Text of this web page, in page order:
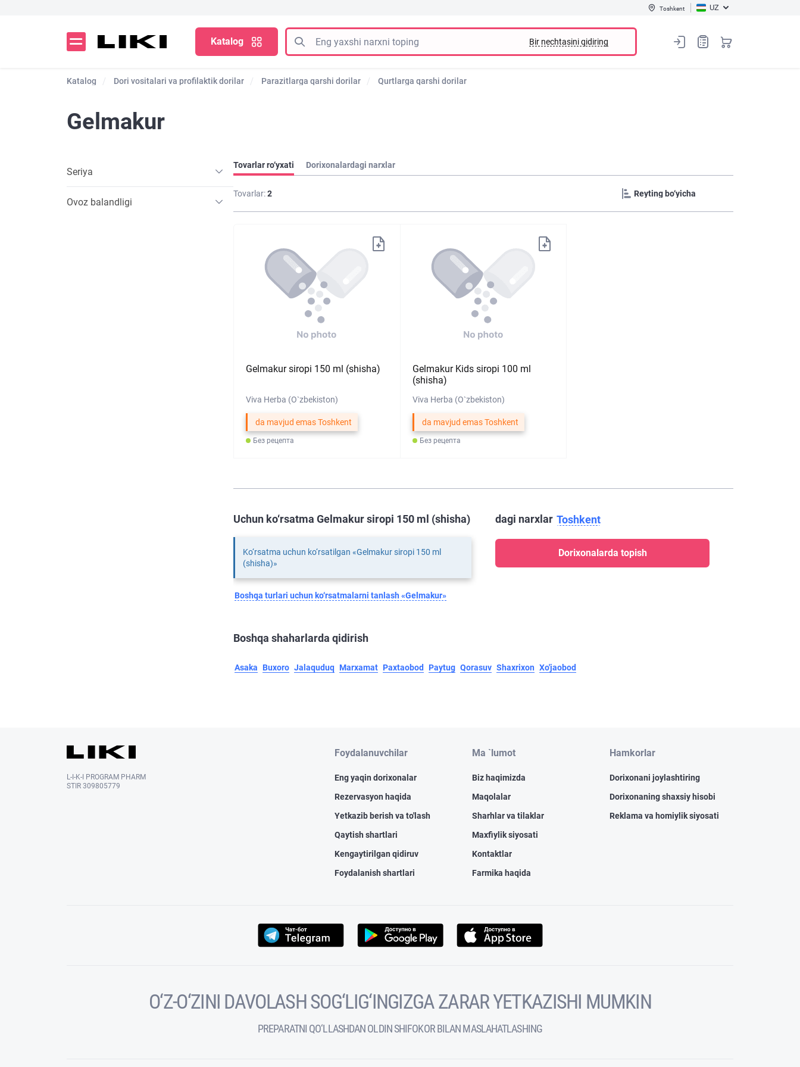
Toshkent UZ
Katalog Bir nechtasini qidiring
Katalog Dori vositalari va profilaktik dorilar Parazitlarga qarshi dorilar Qurtlarga qarshi dorilar
Gelmakur
Seriya
Ovoz balandligi
Tovarlar ro‘yxati Dorixonalardagi narxlar
Tovarlar:2
Gelmakur siropi 150 ml (shisha)
Viva Herba (O`zbekiston)
da mavjud emas Toshkent
Без рецепта
Gelmakur Kids siropi 100 ml
(shisha)
Viva Herba (O`zbekiston)
da mavjud emas Toshkent
Без рецепта
dagi narxlar Toshkent
Dorixonalarda topish
Uchun ko‘rsatma Gelmakur siropi 150 ml (shisha)
Ko‘rsatma uchun ko‘rsatilgan «Gelmakur siropi 150 ml
(shisha)»
Boshqa turlari uchun ko‘rsatmalarni tanlash «Gelmakur»
Boshqa shaharlarda qidirish
Asaka Buxoro Jalaquduq Marxamat Paxtaobod Paytug Qorasuv Shaxrixon Xo'jaobod
L-I-K-I PROGRAM PHARM
STIR 309805779
Foydalanuvchilar
Eng yaqin dorixonalar
Rezervasyon haqida
Yetkazib berish va to'lash
Qaytish shartlari
Kengaytirilgan qidiruv
Foydalanish shartlari
Ma `lumot
Biz haqimizda
Maqolalar
Sharhlar va tilaklar
Maxfiylik siyosati
Kontaktlar
Farmika haqida
Hamkorlar
Dorixonani joylashtiring
Dorixonaning shaxsiy hisobi
Reklama va homiylik siyosati
O‘Z-O‘ZINI DAVOLASH SOG‘LIG‘INGIZGA ZARAR YETKAZISHI MUMKIN
PREPARATNI QO‘LLASHDAN OLDIN SHIFOKOR BILAN MASLAHATLASHING